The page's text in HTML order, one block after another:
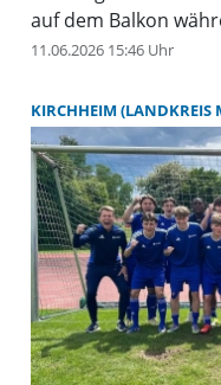
auf dem Balkon
11.06.2026 15:46 Uhr
KIRCHHEIM (LANDKREIS